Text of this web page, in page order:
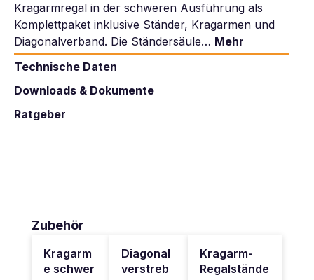
Kragarmregal in der schweren Ausführung als
Komplettpaket inklusive Ständer, Kragarmen und
Diagonalverband. Die Ständersäule… Mehr
Technische Daten
Downloads & Dokumente
Ratgeber
Produktgalerie überspringen
Zubehör
Kragarm
e schwer
Diagonal
verstreb
Kragarm-
Regalstände